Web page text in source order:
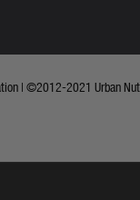
| ©2012-2021 Urban